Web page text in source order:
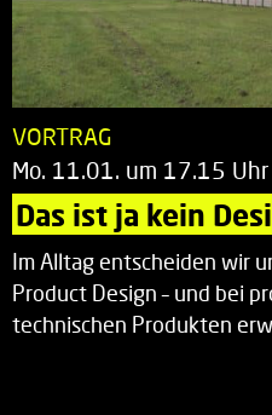
VORTRAG
Mo. 11.01. um 17.15 Uhr
Das ist ja kein
Im Alltag entscheiden wir
Product Design – und bei
technischen Produkten